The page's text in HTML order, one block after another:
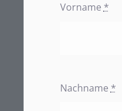
Vorname*
Nachname *